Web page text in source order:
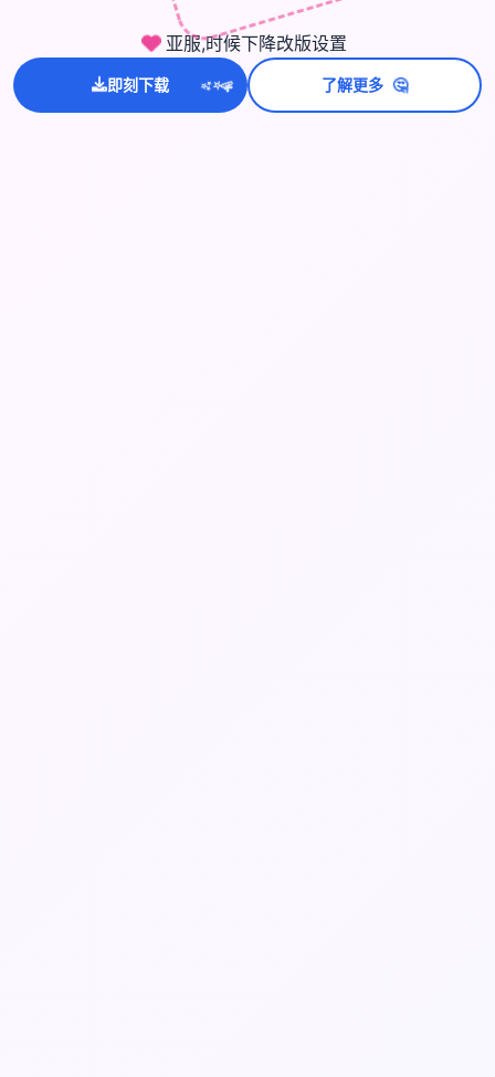
亚服,时候下降改版设置
即刻下载 ✨⭐💫 了解更多 🤔